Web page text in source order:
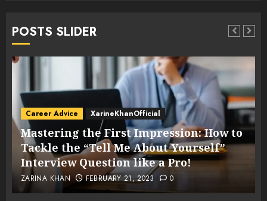
POSTS SLIDER
Career Advice XarineKhanOfficial
Mastering the First Impression: How to
Tackle the “Tell Me About Yourself”
Interview Question like a Pro!
ZARINA KHAN FEBRUARY 21, 2023 0